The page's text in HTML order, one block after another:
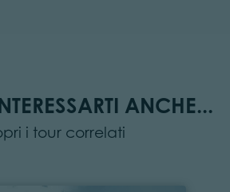
ANCHE...
i tour correlati